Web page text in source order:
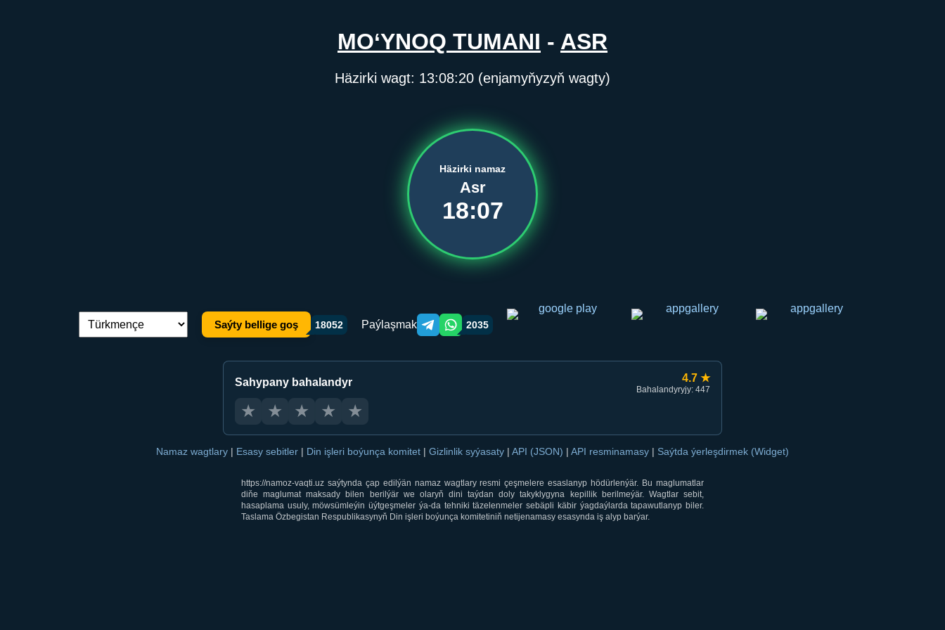
MO‘YNOQ TUMANI - ASR
Häzirki wagt: 13:08:20 (enjamyňyzyň wagty)
Häzirki namaz
Asr
18:07
Dil çalşyryş: Saýty bellige goş 18052 Paýlaşmak Telegram orqali ulashish
WhatsApp orqali ulashish
2035
Sahypany bahalandyr 4.7 ★
Bahalandyryjy: 447
★ ★ ★ ★ ★
Namaz wagtlary | Esasy sebitler | Din işleri boýunça komitet | Gizlinlik syýasaty | API (JSON) | API resminamasy | Saýtda ýerleşdirmek (Widget)
https://namoz-vaqti.uz saýtynda çap edilýän namaz wagtlary resmi çeşmelere esaslanyp hödürlenýär. Bu maglumatlar
diňe maglumat maksady bilen berilýär we olaryň dini taýdan doly takyklygyna kepillik berilmeýär. Wagtlar sebit,
hasaplama usuly, möwsümleýin üýtgeşmeler ýa-da tehniki täzelenmeler sebäpli käbir ýagdaýlarda tapawutlanyp biler.
Taslama Özbegistan Respublikasynyň Din işleri boýunça komitetiniň netijenamasy esasynda iş alyp barýar.